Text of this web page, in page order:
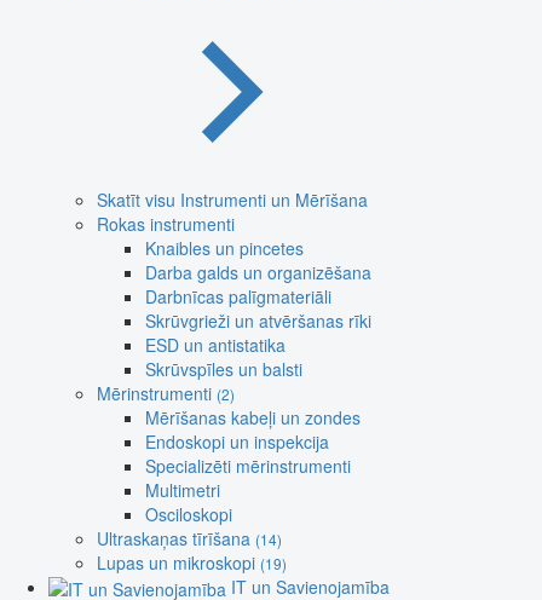
Skatīt visu Instrumenti un Mērīšana
Rokas instrumenti
Knaibles un pincetes
Darba galds un organizēšana
Darbnīcas palīgmateriāli
Skrūvgrieži un atvēršanas rīki
ESD un antistatika
Skrūvspīles un balsti
Mērinstrumenti (2)
Mērīšanas kabeļi un zondes
Endoskopi un inspekcija
Specializēti mērinstrumenti
Multimetri
Osciloskopi
Ultraskaņas tīrīšana (14)
Lupas un mikroskopi (19)
IT un Savienojamība